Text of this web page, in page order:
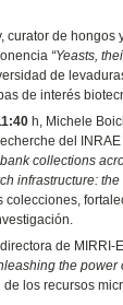
curator de
“Yeasts,
de
de interés
h, Michele
del
collections
infrastructure: the
colecciones,
de MIRRI-
the power
los recursos